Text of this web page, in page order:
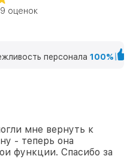
оценок
персонала 100%
мне вернуть к
- теперь она
функции. Спасибо за